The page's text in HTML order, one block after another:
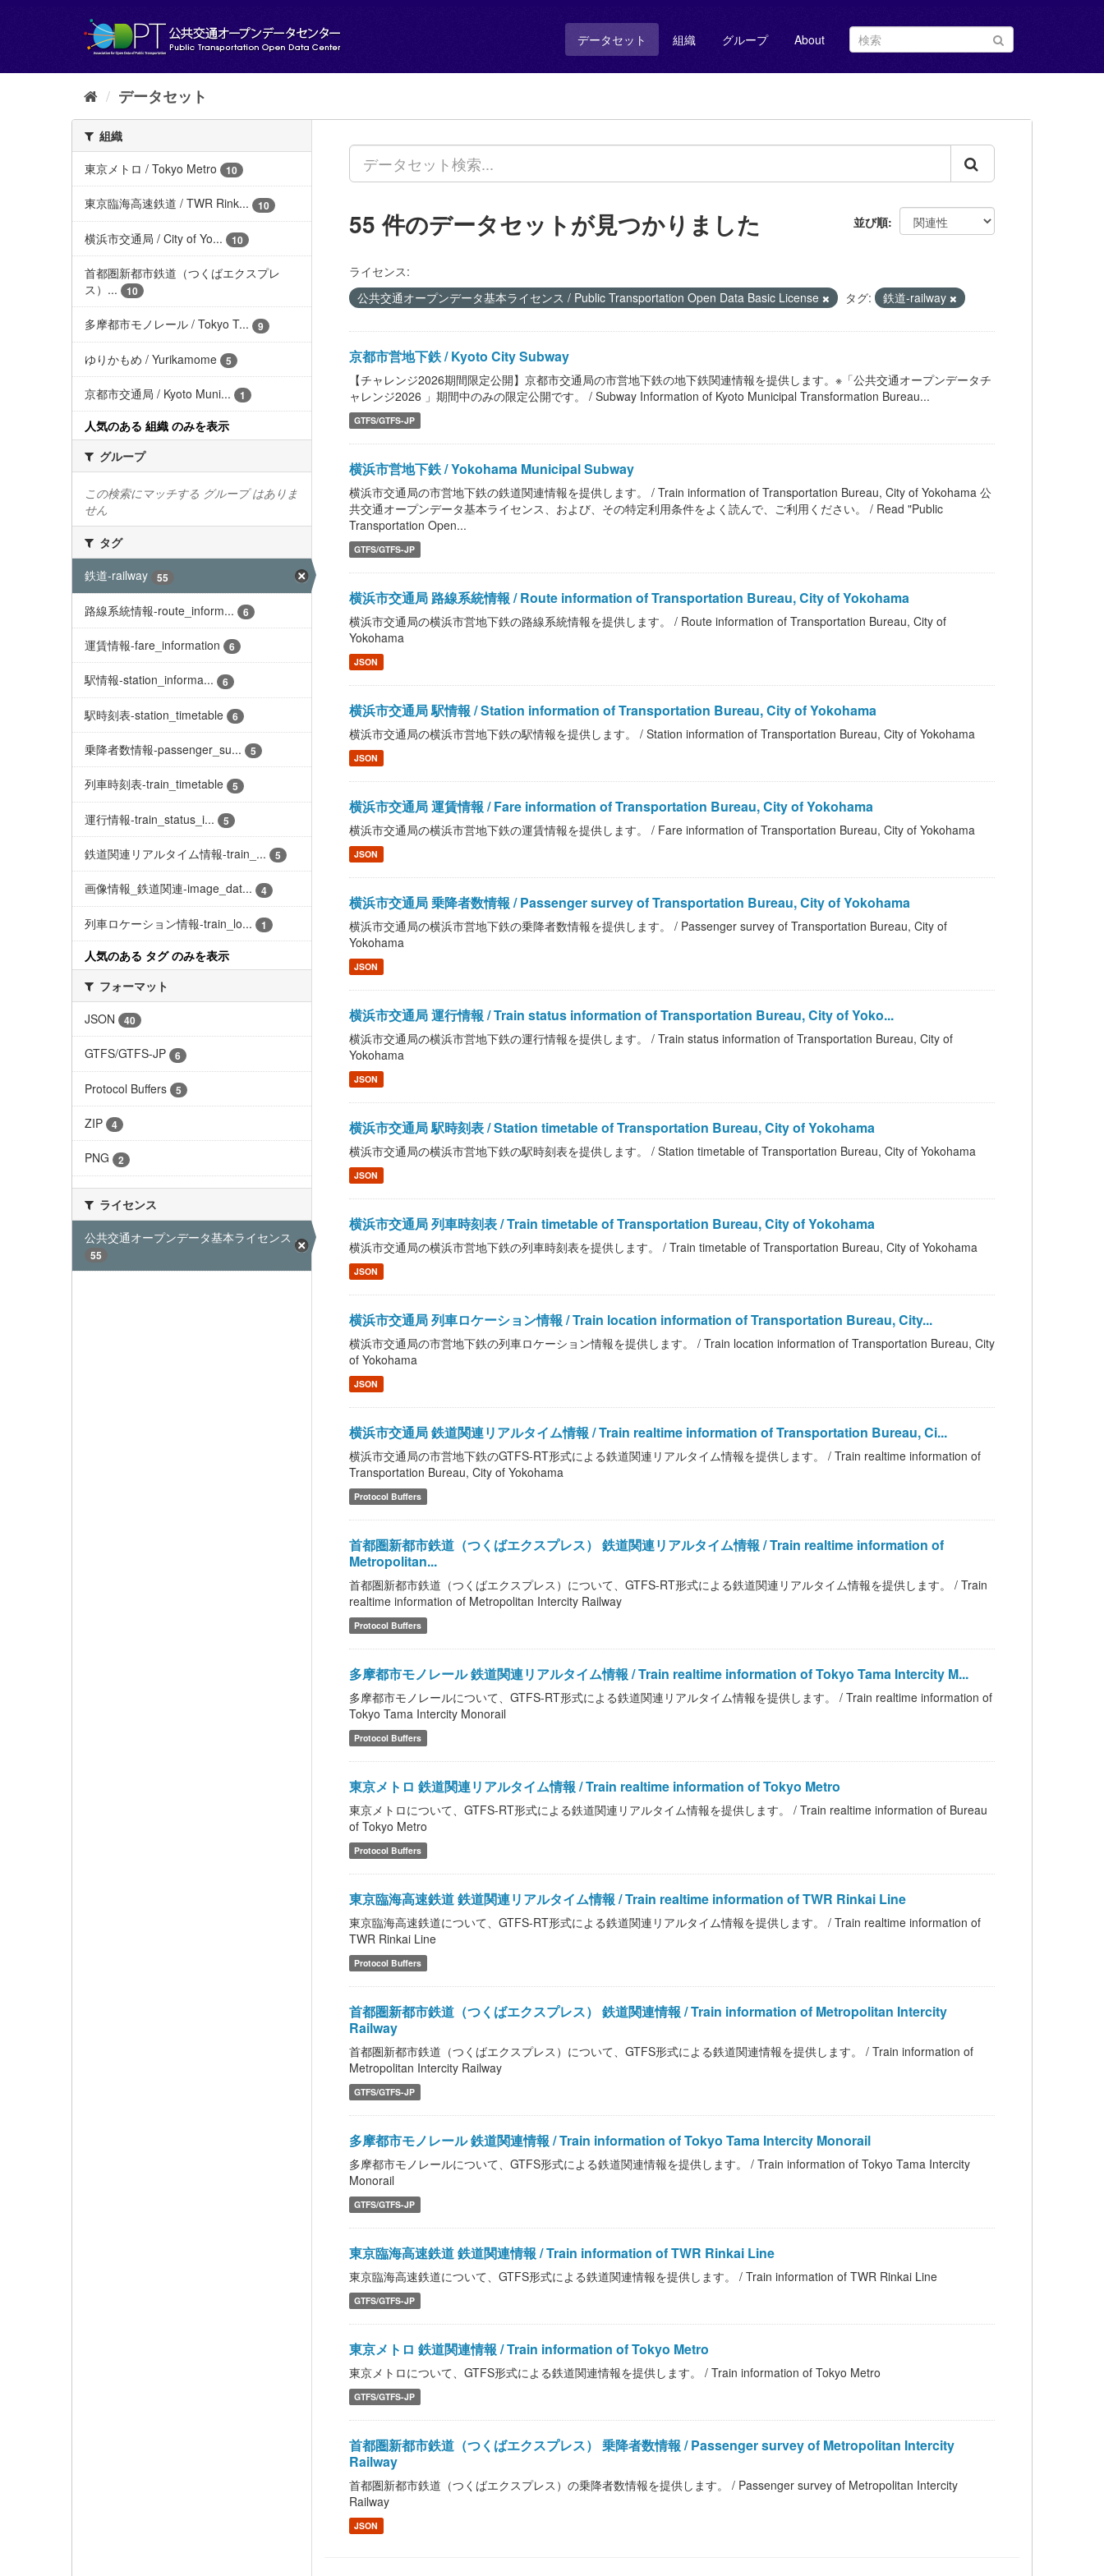
し
データセット 組織 グループ About
データセット
組織
東京メトロ / Tokyo Metro
10
東京臨海高速鉄道 / TWR Rink... 10
横浜市交通局 / City of Yo... 10
首都圏新都市鉄道（つくばエクスプレ
ス）...
10
多摩都市モノレール / Tokyo T... 9
ゆりかもめ / Yurikamome 5
京都市交通局 / Kyoto Muni... 1
人気のある 組織 のみを表示
グループ
この検索にマッチする グループ はありま
せん
タグ
鉄道-railway
55
路線系統情報-route_inform... 6
運賃情報-fare_information 6
駅情報-station_informa... 6
駅時刻表-station_timetable 6
乗降者数情報-passenger_su... 5
列車時刻表-train_timetable 5
運行情報-train_status_i... 5
鉄道関連リアルタイム情報-train_... 5
画像情報_鉄道関連-image_dat... 4
列車ロケーション情報-train_lo... 1
人気のある タグ のみを表示
フォーマット
JSON
40
GTFS/GTFS-JP 6
Protocol Buffers 5
ZIP 4
PNG 2
ライセンス
公共交通オープンデータ基本ライセンス ...
55
並び順
55 件のデータセットが見つかりました
ライセンス:
公共交通オープンデータ基本ライセンス / Public Transportation Open Data Basic License
タグ: 鉄道-railway
京都市営地下鉄 / Kyoto City Subway
【チャレンジ2026期間限定公開】京都市交通局の市営地下鉄の地下鉄関連情報を提供します。※「公共交通オープンデータチ
ャレンジ2026 」期間中のみの限定公開です。 / Subway Information of Kyoto Municipal Transformation Bureau...
GTFS/GTFS-JP
横浜市営地下鉄 / Yokohama Municipal Subway
横浜市交通局の市営地下鉄の鉄道関連情報を提供します。 / Train information of Transportation Bureau, City of Yokohama 公
共交通オープンデータ基本ライセンス、および、その特定利用条件をよく読んで、ご利用ください。 / Read "Public
Transportation Open...
GTFS/GTFS-JP
横浜市交通局 路線系統情報 / Route information of Transportation Bureau, City of Yokohama
横浜市交通局の横浜市営地下鉄の路線系統情報を提供します。 / Route information of Transportation Bureau, City of
Yokohama
JSON
横浜市交通局 駅情報 / Station information of Transportation Bureau, City of Yokohama
横浜市交通局の横浜市営地下鉄の駅情報を提供します。 / Station information of Transportation Bureau, City of Yokohama
JSON
横浜市交通局 運賃情報 / Fare information of Transportation Bureau, City of Yokohama
横浜市交通局の横浜市営地下鉄の運賃情報を提供します。 / Fare information of Transportation Bureau, City of Yokohama
JSON
横浜市交通局 乗降者数情報 / Passenger survey of Transportation Bureau, City of Yokohama
横浜市交通局の横浜市営地下鉄の乗降者数情報を提供します。 / Passenger survey of Transportation Bureau, City of
Yokohama
JSON
横浜市交通局 運行情報 / Train status information of Transportation Bureau, City of Yoko...
横浜市交通局の横浜市営地下鉄の運行情報を提供します。 / Train status information of Transportation Bureau, City of
Yokohama
JSON
横浜市交通局 駅時刻表 / Station timetable of Transportation Bureau, City of Yokohama
横浜市交通局の横浜市営地下鉄の駅時刻表を提供します。 / Station timetable of Transportation Bureau, City of Yokohama
JSON
横浜市交通局 列車時刻表 / Train timetable of Transportation Bureau, City of Yokohama
横浜市交通局の横浜市営地下鉄の列車時刻表を提供します。 / Train timetable of Transportation Bureau, City of Yokohama
JSON
横浜市交通局 列車ロケーション情報 / Train location information of Transportation Bureau, City...
横浜市交通局の市営地下鉄の列車ロケーション情報を提供します。 / Train location information of Transportation Bureau, City
of Yokohama
JSON
横浜市交通局 鉄道関連リアルタイム情報 / Train realtime information of Transportation Bureau, Ci...
横浜市交通局の市営地下鉄のGTFS-RT形式による鉄道関連リアルタイム情報を提供します。 / Train realtime information of
Transportation Bureau, City of Yokohama
Protocol Buffers
首都圏新都市鉄道（つくばエクスプレス） 鉄道関連リアルタイム情報 / Train realtime information of
Metropolitan...
首都圏新都市鉄道（つくばエクスプレス）について、GTFS-RT形式による鉄道関連リアルタイム情報を提供します。 / Train
realtime information of Metropolitan Intercity Railway
Protocol Buffers
多摩都市モノレール 鉄道関連リアルタイム情報 / Train realtime information of Tokyo Tama Intercity M...
多摩都市モノレールについて、GTFS-RT形式による鉄道関連リアルタイム情報を提供します。 / Train realtime information of
Tokyo Tama Intercity Monorail
Protocol Buffers
東京メトロ 鉄道関連リアルタイム情報 / Train realtime information of Tokyo Metro
東京メトロについて、GTFS-RT形式による鉄道関連リアルタイム情報を提供します。 / Train realtime information of Bureau
of Tokyo Metro
Protocol Buffers
東京臨海高速鉄道 鉄道関連リアルタイム情報 / Train realtime information of TWR Rinkai Line
東京臨海高速鉄道について、GTFS-RT形式による鉄道関連リアルタイム情報を提供します。 / Train realtime information of
TWR Rinkai Line
Protocol Buffers
首都圏新都市鉄道（つくばエクスプレス） 鉄道関連情報 / Train information of Metropolitan Intercity
Railway
首都圏新都市鉄道（つくばエクスプレス）について、GTFS形式による鉄道関連情報を提供します。 / Train information of
Metropolitan Intercity Railway
GTFS/GTFS-JP
多摩都市モノレール 鉄道関連情報 / Train information of Tokyo Tama Intercity Monorail
多摩都市モノレールについて、GTFS形式による鉄道関連情報を提供します。 / Train information of Tokyo Tama Intercity
Monorail
GTFS/GTFS-JP
東京臨海高速鉄道 鉄道関連情報 / Train information of TWR Rinkai Line
東京臨海高速鉄道について、GTFS形式による鉄道関連情報を提供します。 / Train information of TWR Rinkai Line
GTFS/GTFS-JP
東京メトロ 鉄道関連情報 / Train information of Tokyo Metro
東京メトロについて、GTFS形式による鉄道関連情報を提供します。 / Train information of Tokyo Metro
GTFS/GTFS-JP
首都圏新都市鉄道（つくばエクスプレス） 乗降者数情報 / Passenger survey of Metropolitan Intercity
Railway
首都圏新都市鉄道（つくばエクスプレス）の乗降者数情報を提供します。 / Passenger survey of Metropolitan Intercity
Railway
JSON